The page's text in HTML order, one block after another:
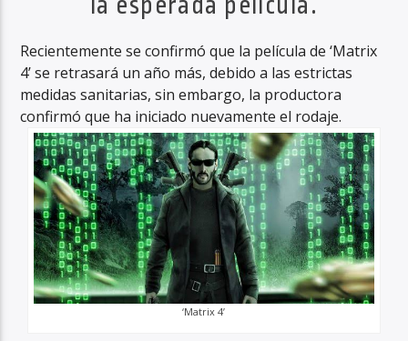
la esperada película.
Recientemente se confirmó que la película de ‘Matrix
4’ se retrasará un año más, debido a las estrictas
medidas sanitarias, sin embargo, la productora
confirmó que ha iniciado nuevamente el rodaje.
‘Matrix 4’